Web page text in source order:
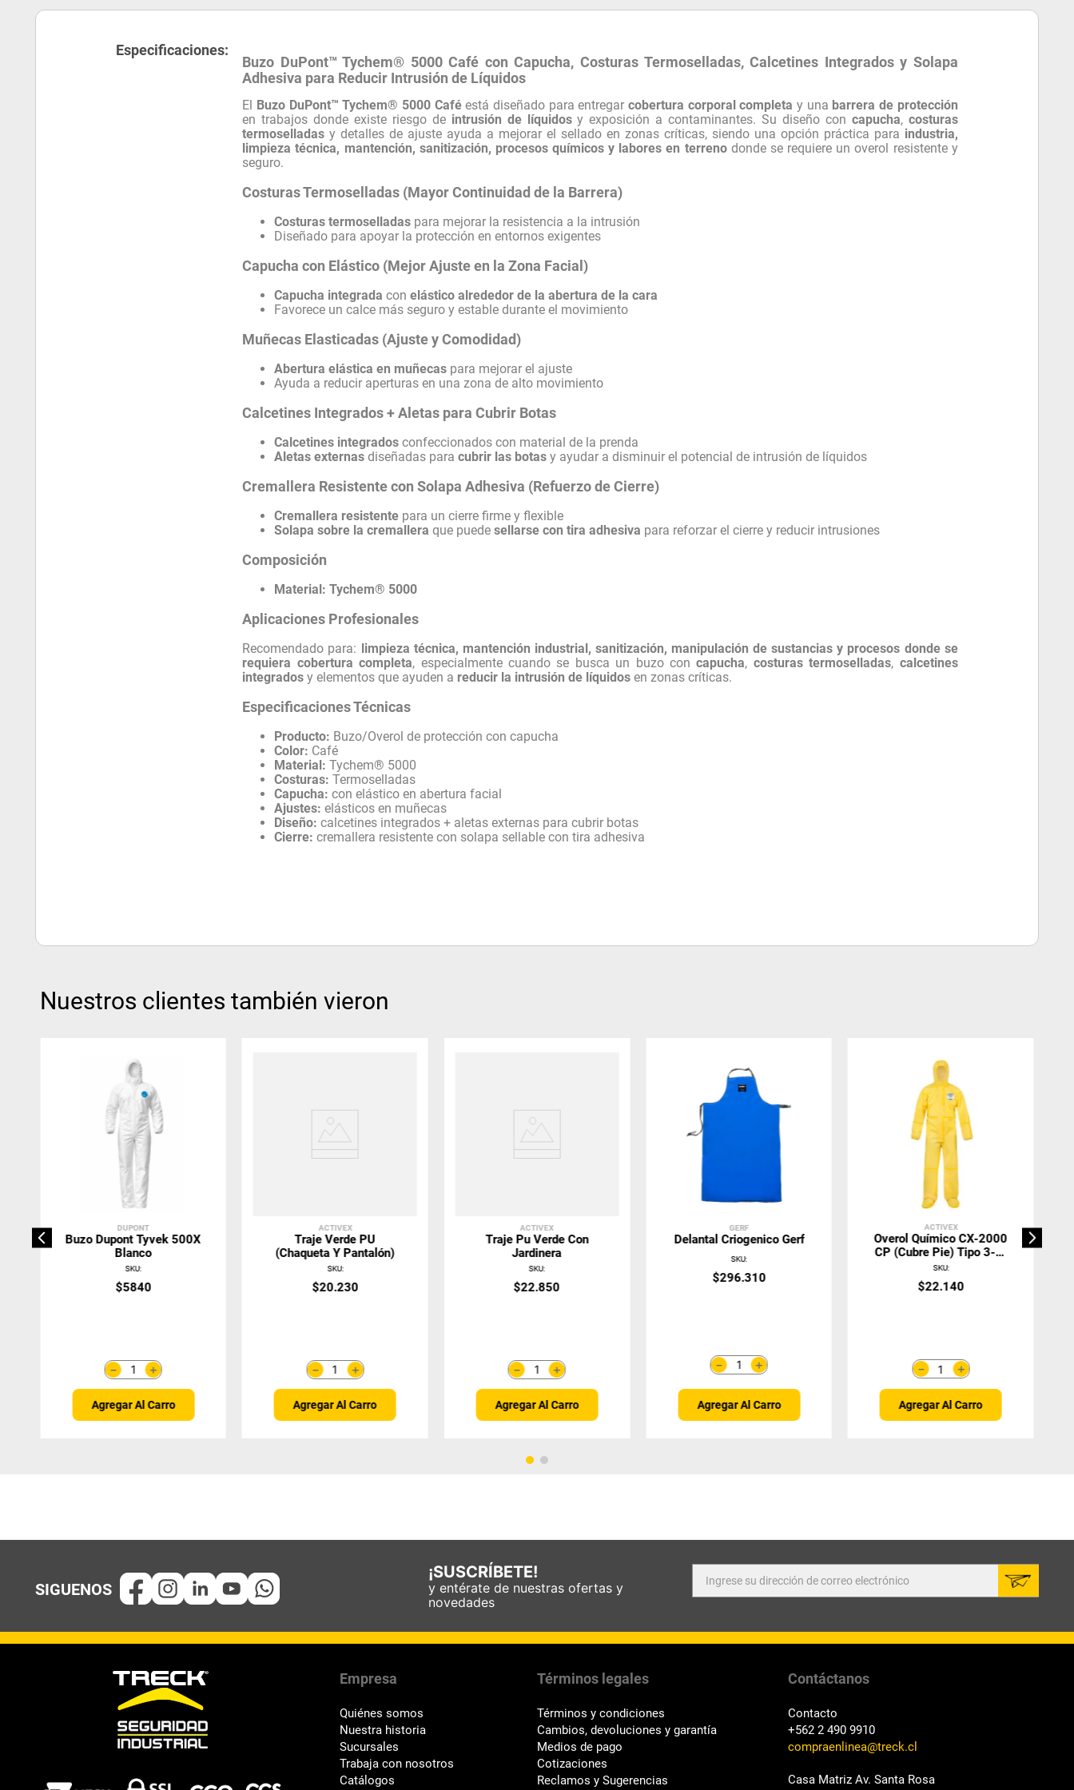
Especificaciones:
Buzo DuPont™ Tychem® 5000 Café con Capucha, Costuras Termoselladas, Calcetines Integrados y Solapa
Adhesiva para Reducir Intrusión de Líquidos
El Buzo DuPont™ Tychem® 5000 Caféestá diseñado para entregarcobertura corporal completa y una barrera de protección
en trabajos donde existe riesgo de intrusión de líquidosy exposición a contaminantes. Su diseño con capucha, costuras
termoselladas y detalles de ajuste ayuda a mejorar el sellado en zonas críticas, siendo una opción práctica para industria,
limpieza técnica, mantención, sanitización, procesos químicos y labores en terrenodonde se requiere un overol resistente y
seguro.
Costuras Termoselladas (Mayor Continuidad de la Barrera)
Costuras termoselladas para mejorar la resistencia a la intrusión
Diseñado para apoyar la protección en entornos exigentes
Capucha con Elástico (Mejor Ajuste en la Zona Facial)
Capucha integrada conelástico alrededor de la abertura de la cara
Favorece un calce más seguro y estable durante el movimiento
Muñecas Elasticadas (Ajuste y Comodidad)
Abertura elástica en muñecas para mejorar el ajuste
Ayuda a reducir aperturas en una zona de alto movimiento
Calcetines Integrados + Aletas para Cubrir Botas
Calcetines integrados confeccionados con material de la prenda
Aletas externas diseñadas paracubrir las botas y ayudar a disminuir el potencial de intrusión de líquidos
Cremallera Resistente con Solapa Adhesiva (Refuerzo de Cierre)
Cremallera resistente para un cierre firme y flexible
Solapa sobre la cremallera que puedesellarse con tira adhesiva para reforzar el cierre y reducir intrusiones
Composición
Material: Tychem® 5000
Aplicaciones Profesionales
Recomendado para: limpieza técnica, mantención industrial, sanitización, manipulación de sustancias y procesos donde se
requiera cobertura completa, especialmente cuando se busca un buzo concapucha, costuras termoselladas, calcetines
integrados y elementos que ayuden a reducir la intrusión de líquidos en zonas críticas.
Especificaciones Técnicas
Producto: Buzo/Overol de protección con capucha
Color: Café
Material: Tychem® 5000
Costuras: Termoselladas
Capucha: con elástico en abertura facial
Ajustes: elásticos en muñecas
Diseño: calcetines integrados + aletas externas para cubrir botas
Cierre: cremallera resistente con solapa sellable con tira adhesiva
Nuestros clientes también vieron
DUPONT
Buzo Dupont Tyvek 500X
Blanco
SKU:
$5840
＋
－
Agregar Al Carro
ACTIVEX
Traje Verde PU
(Chaqueta Y Pantalón)
SKU:
$20.230
＋
－
Agregar Al Carro
ACTIVEX
Traje Pu Verde Con
Jardinera
SKU:
$22.850
＋
－
Agregar Al Carro
GERF
Delantal Criogenico Gerf
SKU:
$296.310
＋
－
Agregar Al Carro
ACTIVEX
Overol Químico CX-2000
CP (Cubre Pie) Tipo 3-4-
5-6 Sellado
SKU:
$22.140
＋
－
Agregar Al Carro
¡SUSCRÍBETE!
y entérate de nuestras ofertas y
novedades
Empresa
Quiénes somos
Nuestra historia
Sucursales
Trabaja con nosotros
Catálogos
Términos legales
Términos y condiciones
Cambios, devoluciones y garantía
Medios de pago
Cotizaciones
Reclamos y Sugerencias
Contáctanos
Contacto
+562 2 490 9910
compraenlinea@treck.cl
Casa Matriz Av. Santa Rosa